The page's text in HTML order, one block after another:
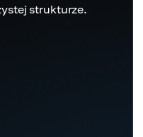
strukturze.